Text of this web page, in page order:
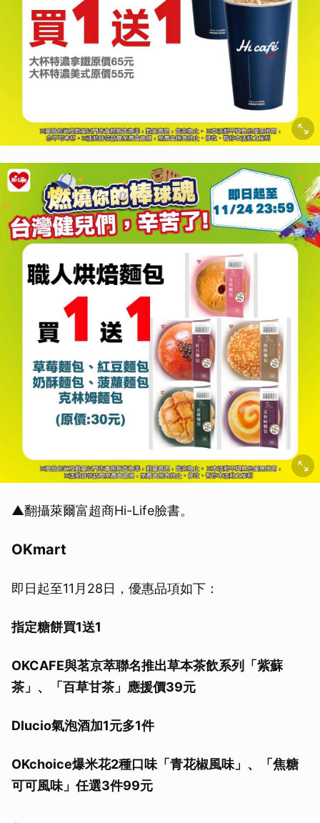
▲翻攝萊爾富超商Hi-Life臉書。
OKmart
即日起至11月28日，優惠品項如下：
指定糖餅買1送1
OKCAFE與茗京萃聯名推出草本茶飲系列「紫蘇
茶」、「百草甘茶」應援價39元
Dlucio氣泡酒加1元多1件
OKchoice爆米花2種口味「青花椒風味」、「焦糖
可可風味」任選3件99元